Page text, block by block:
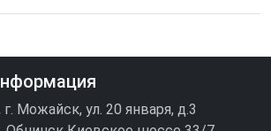
Можайск, ул. 20 января, д.3